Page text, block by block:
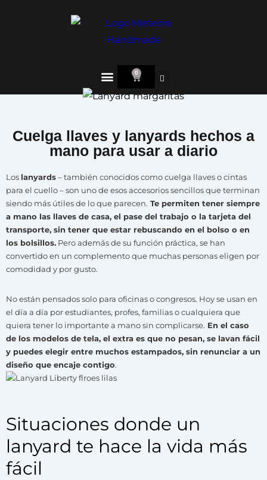
0
Cuelga llaves y lanyards hechos a
mano para usar a diario
Los lanyards– también conocidos como cuelga llaves o cintas
para el cuello – son uno de esos accesorios sencillos que terminan
siendo más útiles de lo que parecen. Te permiten tener siempre
a mano las llaves de casa, el pase del trabajo o la tarjeta del
transporte, sin tener que estar rebuscando en el bolso o en
los bolsillos. Pero además de su función práctica, se han
convertido en un complemento que muchas personas eligen por
comodidad y por gusto.
No están pensados solo para oficinas o congresos. Hoy se usan en
el día a día por estudiantes, profes, familias o cualquiera que
quiera tener lo importante a mano sin complicarse. En el caso
de los modelos de tela, el extra es que no pesan, se lavan fácil
y puedes elegir entre muchos estampados, sin renunciar a un
diseño que encaje contigo.
Situaciones donde un
lanyard te hace la vida más
fácil